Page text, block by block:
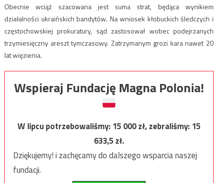
Obecnie wciąż szacowana jest suma strat, będąca wynikiem
działalności ukraińskich bandytów. Na wniosek kłobuckich śledczych i
częstochowskiej prokuratury, sąd zastosował wobec podejrzanych
trzymiesięczny areszt tymczasowy. Zatrzymanym grozi kara nawet 20
lat więzienia.
Wspieraj Fundację Magna Polonia!
W lipcu potrzebowaliśmy:15 000zł, zebraliśmy:15
633,5zł.
Dziękujemy! i zachęcamy do dalszego wsparcia naszej
fundacji.